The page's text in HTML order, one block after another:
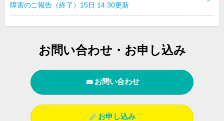
障害のご報告（終了）15日 14:30更新
お問い合わせ・お申し込み
お問い合わせ
お申し込み